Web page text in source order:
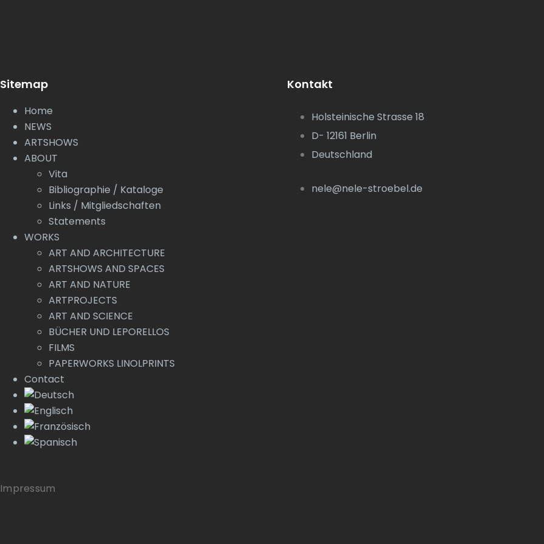
Sitemap
Home
NEWS
ARTSHOWS
ABOUT
Vita
Bibliographie / Kataloge
Links / Mitgliedschaften
Statements
WORKS
ART AND ARCHITECTURE
ARTSHOWS AND SPACES
ART AND NATURE
ARTPROJECTS
ART AND SCIENCE
BÜCHER UND LEPORELLOS
FILMS
PAPERWORKS LINOLPRINTS
Contact
Kontakt
Holsteinische Strasse 18
D- 12161 Berlin
Deutschland
nele@nele-stroebel.de
Impressum